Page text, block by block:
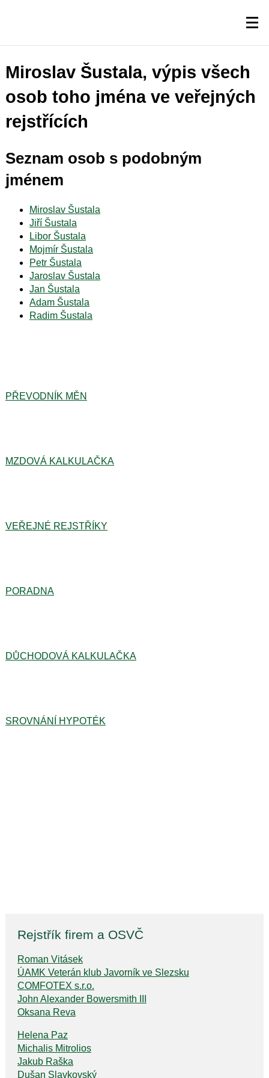
Miroslav Šustala, výpis všech
osob toho jména ve veřejných
rejstřících
Seznam osob s podobným
jménem
Miroslav Šustala
Jiří Šustala
Libor Šustala
Mojmír Šustala
Petr Šustala
Jaroslav Šustala
Jan Šustala
Adam Šustala
Radim Šustala
PŘEVODNÍK MĚN
MZDOVÁ KALKULAČKA
VEŘEJNÉ REJSTŘÍKY
PORADNA
DŮCHODOVÁ KALKULAČKA
SROVNÁNÍ HYPOTÉK
Rejstřík firem a OSVČ
Roman Vitásek
ÚAMK Veterán klub Javorník ve Slezsku
COMFOTEX s.r.o.
John Alexander Bowersmith III
Oksana Reva
Helena Paz
Michalis Mitrolios
Jakub Raška
Dušan Slavkovský